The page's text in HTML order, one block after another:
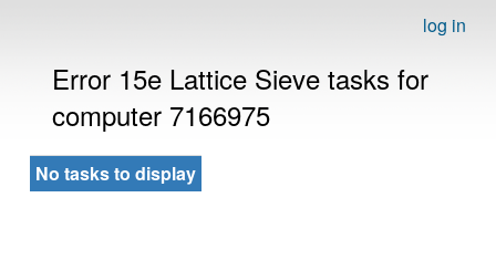
log in
Error 15e Lattice Sieve tasks for
computer 7166975
No tasks to display